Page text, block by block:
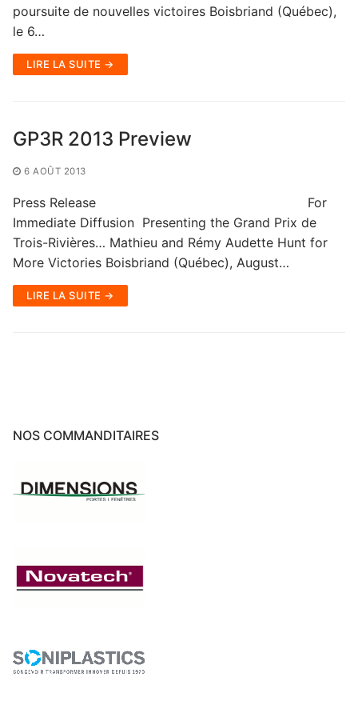
poursuite de nouvelles victoires Boisbriand (Québec),
le 6…
LIRE LA SUITE →
GP3R 2013 Preview
6 AOÛT 2013
Press Release For
Immediate Diffusion Presenting the Grand Prix de
Trois-Rivières… Mathieu and Rémy Audette Hunt for
More Victories Boisbriand (Québec), August…
LIRE LA SUITE →
NOS COMMANDITAIRES